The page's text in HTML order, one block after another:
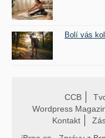
Bolí vás
CCB
Wordpress
Kontakt